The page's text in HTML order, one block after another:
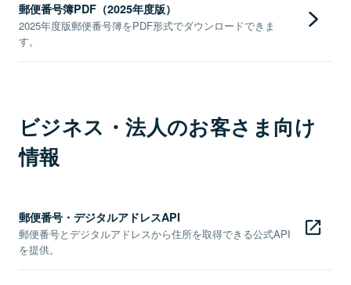
郵便番号簿PDF（2025年度版）
2025年度版郵便番号簿をPDF形式でダウンロードできま
す。
ビジネス・法人のお客さま向け
情報
郵便番号・デジタルアドレスAPI
郵便番号とデジタルアドレスから住所を取得できる公式API
を提供。